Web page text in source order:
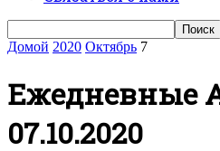
Домой 2020 Октябрь 7
Ежедневные
07.10.2020